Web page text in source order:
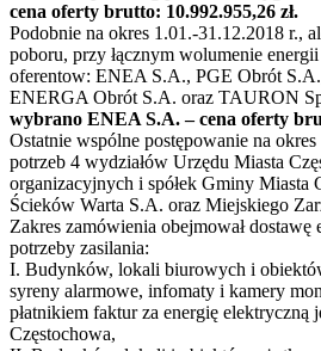
cena oferty brutto: 10.992.955,26 zł.
Podobnie na okres 1.01.-31.12.2018 r.,
poboru, przy łącznym wolumenie
oferentow: ENEA S.A., PGE Obrót
ENERGA Obrót S.A. oraz TAURON
wybrano ENEA S.A. – cena oferty
Ostatnie wspólne postępowanie na
potrzeb 4 wydziałów Urzędu Miasta
organizacyjnych i spółek Gminy Miasta
Ścieków Warta S.A. oraz Miejskiego
Zakres zamówienia obejmował dostawę
potrzeby zasilania:
I. Budynków, lokali biurowych i
syreny alarmowe, infomaty i kamery
płatnikiem faktur za energię elektryczną
Częstochowa,